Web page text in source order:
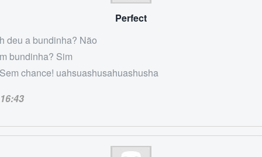
Perfect
deu a bundinha? Não
bundinha? Sim
chance! uahsuashusahuashusha
16:43